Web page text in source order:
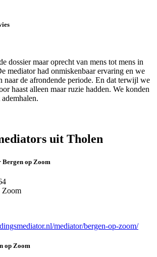
dossier maar oprecht van mens tot mens in
mediator had onmiskenbaar ervaring en we
naar de afrondende periode. En dat terwijl we
haast alleen maar ruzie hadden. We konden
uit Tholen
Bergen op Zoom
Zoom
mediator/bergen-op-zoom/
op Zoom